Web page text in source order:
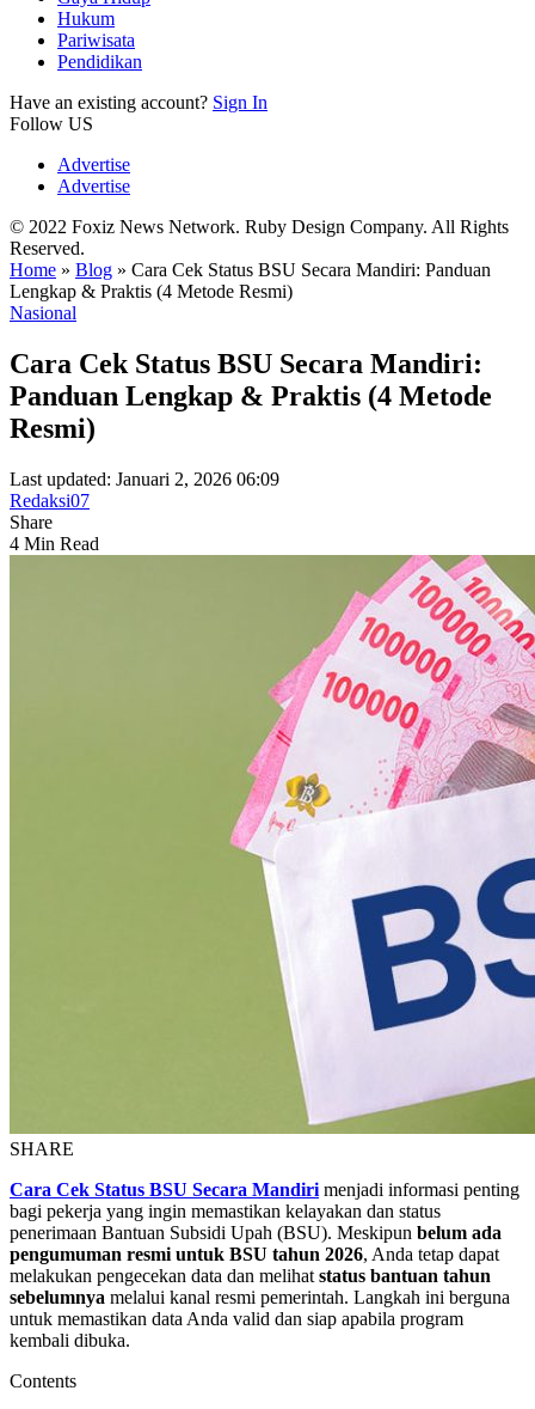
Hukum
Pariwisata
Pendidikan
Have an existing account? Sign In
Follow US
Advertise
Advertise
© 2022 Foxiz News Network. Ruby Design Company. All Rights
Reserved.
Home » Blog » Cara Cek Status BSU Secara Mandiri: Panduan
Lengkap & Praktis (4 Metode Resmi)
Nasional
Cara Cek Status BSU Secara Mandiri:
Panduan Lengkap & Praktis (4 Metode
Resmi)
Last updated: Januari 2, 2026 06:09
Redaksi07
Share
4 Min Read
SHARE
Cara Cek Status BSU Secara Mandiri menjadi informasi penting
bagi pekerja yang ingin memastikan kelayakan dan status
penerimaan Bantuan Subsidi Upah (BSU). Meskipun belum ada
pengumuman resmi untuk BSU tahun 2026, Anda tetap dapat
melakukan pengecekan data dan melihat status bantuan tahun
sebelumnya melalui kanal resmi pemerintah. Langkah ini berguna
untuk memastikan data Anda valid dan siap apabila program
kembali dibuka.
Contents